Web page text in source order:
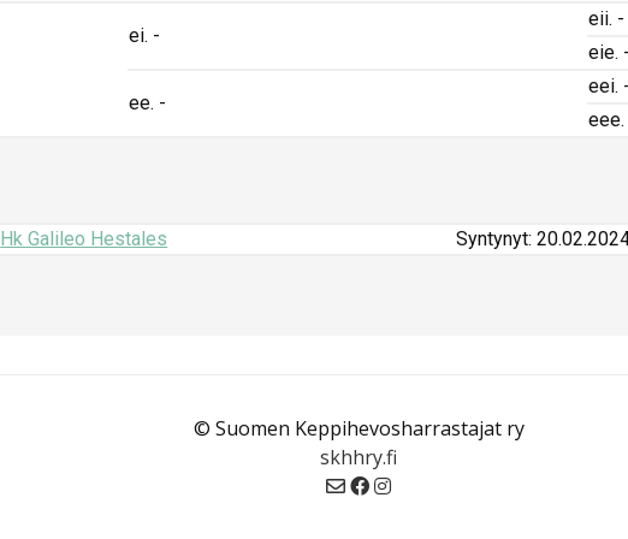
ei. -
eii. -
eie. -
ee. -
eei. -
eee.
Hk Galileo Hestales Syntynyt:
© Suomen Keppihevosharrastajat ry
skhhry.fi